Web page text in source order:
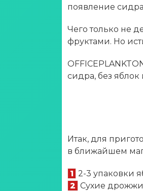
появление
Чего только не
фруктами. Но
сидра, без
Итак, для
в ближайшем
1 2-3 упаковки
2 Сухие